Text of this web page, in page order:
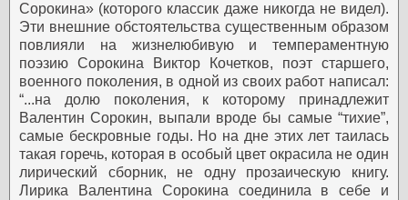
Сорокина» (которого классик даже никогда не видел).
Эти внешние обстоятельства существенным образом
повлияли на жизнелюбивую и темпераментную
поэзию Сорокина Виктор Кочетков, поэт старшего,
военного поколения, в одной из своих работ написал:
“...на долю поколения, к которому принадлежит
Валентин Сорокин, выпали вроде бы самые “тихие”,
самые бескровные годы. Но на дне этих лет таилась
такая горечь, которая в особый цвет окрасила не один
лирический сборник, не одну прозаическую книгу.
Лирика Валентина Сорокина соединила в себе и